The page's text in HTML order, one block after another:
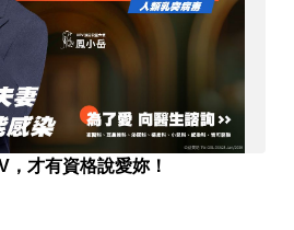
才有資格說愛妳！